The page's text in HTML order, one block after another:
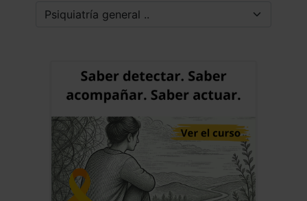
perjudicial de la ansiedad, que como se
principal de estos procesos crónicos
neurodegenerativos. En general todo son
señales de la cronicidad humana y que
aún no estamos preparados para
entender. Saludos alegres del neandertal
hiperactivo de Sevilla
Jose Luis Frias Pulido